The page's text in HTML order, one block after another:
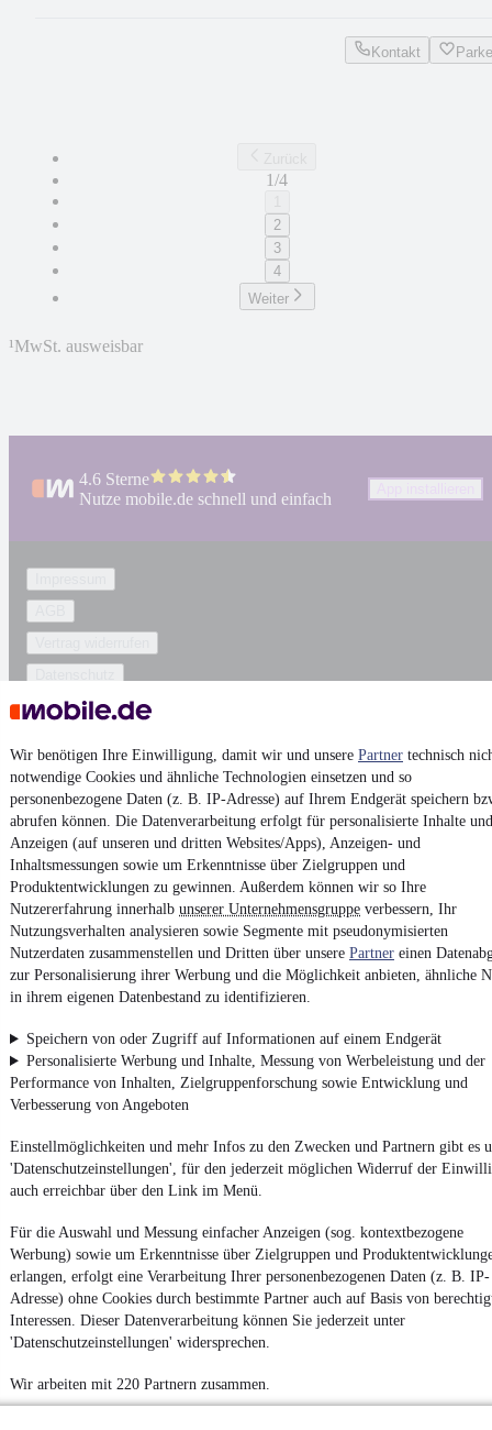
Wir benötigen Ihre Einwilligung, damit wir und unsere Partner technisch
notwendige Cookies und ähnliche Technologien einsetzen und so
personenbezogene Daten (z. B. IP-Adresse) auf Ihrem Endgerät speichern
abrufen können. Die Datenverarbeitung erfolgt für personalisierte Inhalte und
Anzeigen (auf unseren und dritten Websites/Apps), Anzeigen- und
Inhaltsmessungen sowie um Erkenntnisse über Zielgruppen und
Produktentwicklungen zu gewinnen. Außerdem können wir so Ihre
Nutzererfahrung innerhalb unserer Unternehmensgruppe verbessern, Ihr
Nutzungsverhalten analysieren sowie Segmente mit pseudonymisierten
Nutzerdaten zusammenstellen und Dritten über unsere Partner einen
zur Personalisierung ihrer Werbung und die Möglichkeit anbieten, ähnliche
in ihrem eigenen Datenbestand zu identifizieren.
Speichern von oder Zugriff auf Informationen auf einem Endgerät
Personalisierte Werbung und Inhalte, Messung von Werbeleistung und der
Performance von Inhalten, Zielgruppenforschung sowie Entwicklung und
Verbesserung von Angeboten
Einstellmöglichkeiten und mehr Infos zu den Zwecken und Partnern gibt es
'Datenschutzeinstellungen', für den jederzeit möglichen Widerruf der
auch erreichbar über den Link im Menü.
Für die Auswahl und Messung einfacher Anzeigen (sog. kontextbezogene
Werbung) sowie um Erkenntnisse über Zielgruppen und
erlangen, erfolgt eine Verarbeitung Ihrer personenbezogenen Daten (z. B. IP-
Adresse) ohne Cookies durch bestimmte Partner auch auf Basis von
Interessen. Dieser Datenverarbeitung können Sie jederzeit unter
'Datenschutzeinstellungen' widersprechen.
Wir arbeiten mit 220 Partnern zusammen.
Kontakt
1/4
2
3
4
Weiter
¹MwSt. ausweisbar
4.6 Sterne
Nutze mobile.de schnell und einfach
Datenschutzeinstellungen
Report Security Vulnerability (English)
Powered by
Noch mehrneue Autosunterschiedlicher Marken, auch als
Leasing-Angebote, gibt es bei mobile.de